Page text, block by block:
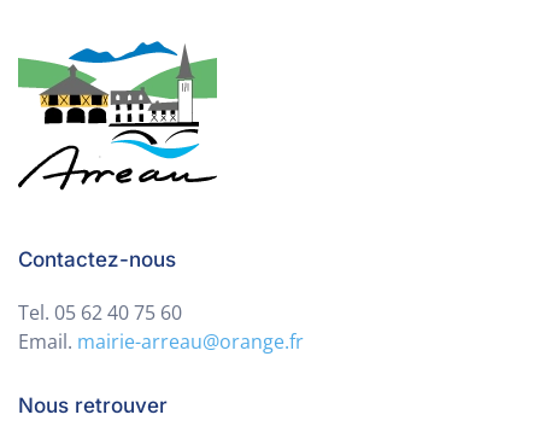
Contactez-nous
Tel. 05 62 40 75 60
Email. mairie-arreau@orange.fr
Nous retrouver